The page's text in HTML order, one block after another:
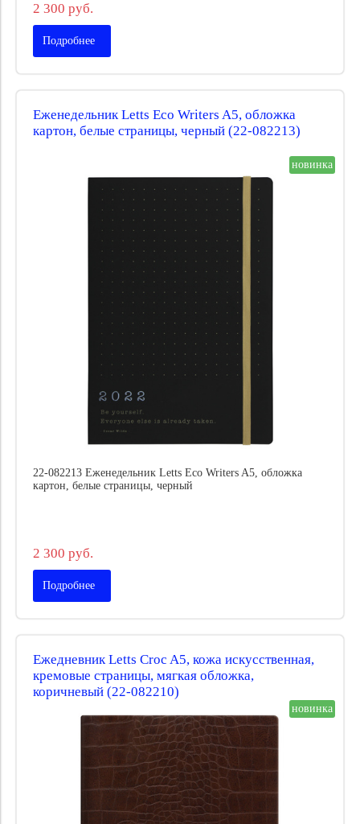
2 300 руб.
Подробнее
Еженедельник Letts Eco Writers A5, обложка
картон, белые страницы, черный (22-082213)
новинка
22-082213 Еженедельник Letts Eco Writers A5, обложка
картон, белые страницы, черный
2 300 руб.
Подробнее
Ежедневник Letts Croc A5, кожа искусственная,
кремовые страницы, мягкая обложка,
коричневый (22-082210)
новинка